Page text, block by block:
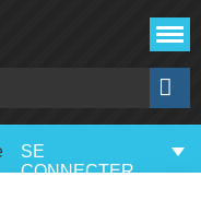
SE
CONNECTER